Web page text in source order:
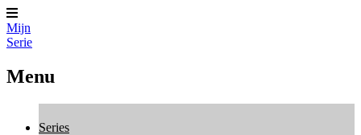
Mijn
Serie
Menu
Series